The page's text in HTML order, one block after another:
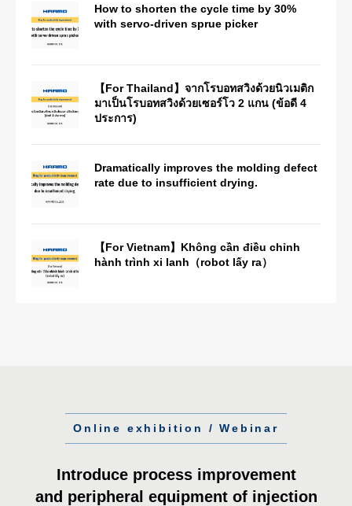
How to shorten the cycle time by 30%
with servo-driven sprue picker
【For Thailand】จากโรบอทสวิงด้วยนิวเมติก
มาเป็นโรบอทสวิงด้วยเซอร์โว 2 แกน (ข้อดี 4
ประการ)
Dramatically improves the molding defect
rate due to insufficient drying.
【For Vietnam】Không cần điều chỉnh
hành trình xi lanh（robot lấy ra）
Online exhibition / Webinar
Introduce process improvement
and peripheral equipment of injection